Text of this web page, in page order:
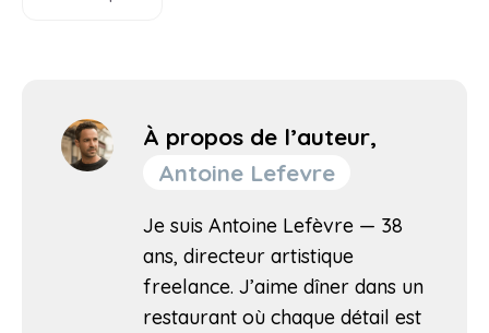
À propos de l’auteur,
Antoine Lefevre
Je suis Antoine Lefèvre — 38
ans, directeur artistique
freelance. J’aime dîner dans un
restaurant où chaque détail est